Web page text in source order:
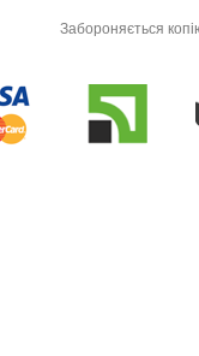
Забороняється